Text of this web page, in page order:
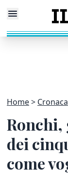
Home Cronaca
Ronchi,
dei
come